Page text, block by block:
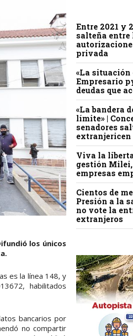
los únicos
es la línea 148, y
habilitados
bancarios por
no compartir
Entre 2021 y
salteña entre
privada
«La situación
Empresario
deudas que
«La bandera
límite» |
senadores
extranjericen
Viva la
gestión Milei,
empresas
Cientos de
Presión a la
no vote la
extranjeros